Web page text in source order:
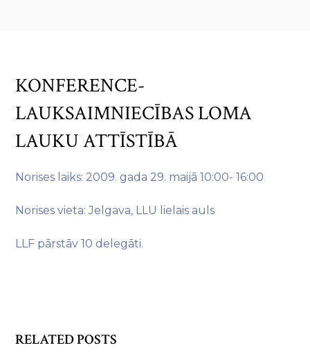
KONFERENCE-
LAUKSAIMNIECĪBAS LOMA
LAUKU ATTĪSTĪBĀ
Norises laiks: 2009. gada 29. maijā 10:00- 16:00
Norises vieta: Jelgava, LLU lielais auls
LLF pārstāv 10 delegāti.
RELATED POSTS